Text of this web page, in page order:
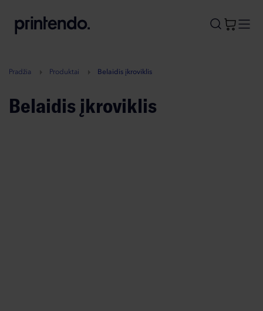
A
Pradžia Produktai Belaidis įkroviklis
Belaidis įkroviklis